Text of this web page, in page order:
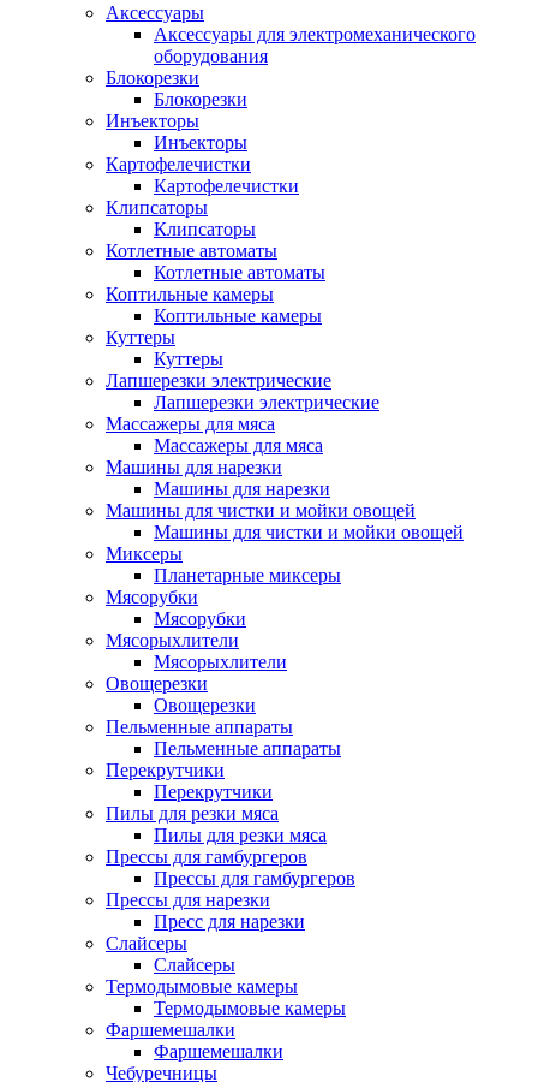
Аксессуары
Аксессуары для электромеханического
оборудования
Блокорезки
Блокорезки
Инъекторы
Инъекторы
Картофелечистки
Картофелечистки
Клипсаторы
Клипсаторы
Котлетные автоматы
Котлетные автоматы
Коптильные камеры
Коптильные камеры
Куттеры
Куттеры
Лапшерезки электрические
Лапшерезки электрические
Массажеры для мяса
Массажеры для мяса
Машины для нарезки
Машины для нарезки
Машины для чистки и мойки овощей
Машины для чистки и мойки овощей
Миксеры
Планетарные миксеры
Мясорубки
Мясорубки
Мясорыхлители
Мясорыхлители
Овощерезки
Овощерезки
Пельменные аппараты
Пельменные аппараты
Перекрутчики
Перекрутчики
Пилы для резки мяса
Пилы для резки мяса
Прессы для гамбургеров
Прессы для гамбургеров
Прессы для нарезки
Пресс для нарезки
Слайсеры
Слайсеры
Термодымовые камеры
Термодымовые камеры
Фаршемешалки
Фаршемешалки
Чебуречницы